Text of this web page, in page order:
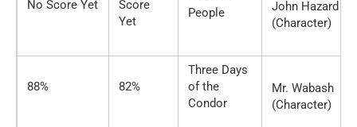
No Score Yet
Score
Yet
People
John Hazard
(Character)
88% 82%
Three Days
of the
Condor
Mr. Wabash
(Character)